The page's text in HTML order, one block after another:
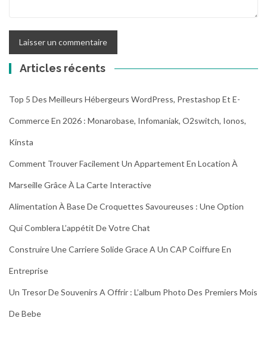
Articles récents
Top 5 Des Meilleurs Hébergeurs WordPress, Prestashop Et E-
Commerce En 2026 : Monarobase, Infomaniak, O2switch, Ionos,
Kinsta
Comment Trouver Facilement Un Appartement En Location À
Marseille Grâce À La Carte Interactive
Alimentation À Base De Croquettes Savoureuses : Une Option
Qui Comblera L’appétit De Votre Chat
Construire Une Carriere Solide Grace A Un CAP Coiffure En
Entreprise
Un Tresor De Souvenirs A Offrir : L’album Photo Des Premiers Mois
De Bebe